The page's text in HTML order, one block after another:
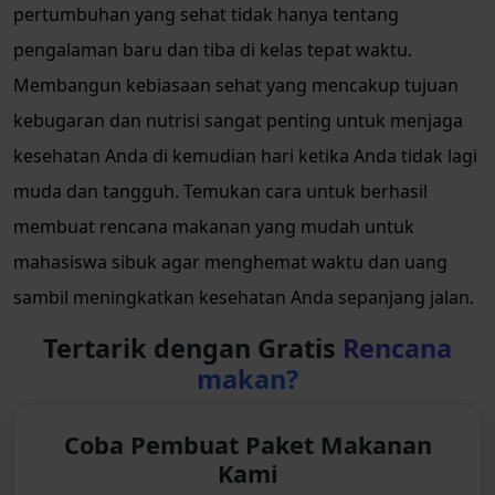
pertumbuhan yang sehat tidak hanya tentang
pengalaman baru dan tiba di kelas tepat waktu.
Membangun kebiasaan sehat yang mencakup tujuan
kebugaran dan nutrisi sangat penting untuk menjaga
kesehatan Anda di kemudian hari ketika Anda tidak lagi
muda dan tangguh. Temukan cara untuk berhasil
membuat rencana makanan yang mudah untuk
mahasiswa sibuk agar menghemat waktu dan uang
sambil meningkatkan kesehatan Anda sepanjang jalan.
Tertarik dengan Gratis Rencana
makan?
Coba Pembuat Paket Makanan
Kami